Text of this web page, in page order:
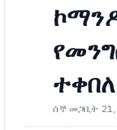
ተቀበለ
ሰኞ መጋቢት 21,